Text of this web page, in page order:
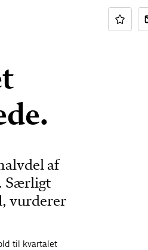
af
Særligt
vurderer
til kvartalet